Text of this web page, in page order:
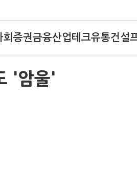
회 증권금융산업테크유통건설
'암울'